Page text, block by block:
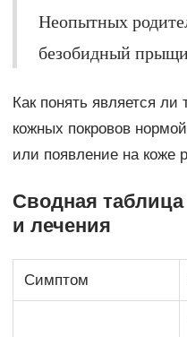
Неопытных
безобидный
Как понять является ли
кожных покровов
или появление на коже
Сводная
и лечения
Симптом